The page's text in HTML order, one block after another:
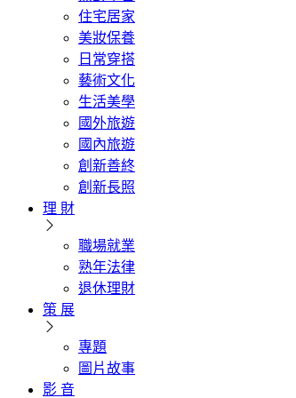
住宅居家
美妝保養
日常穿搭
藝術文化
生活美學
國外旅遊
國內旅遊
創新善終
創新長照
理 財
職場就業
熟年法律
退休理財
策 展
專題
圖片故事
影 音